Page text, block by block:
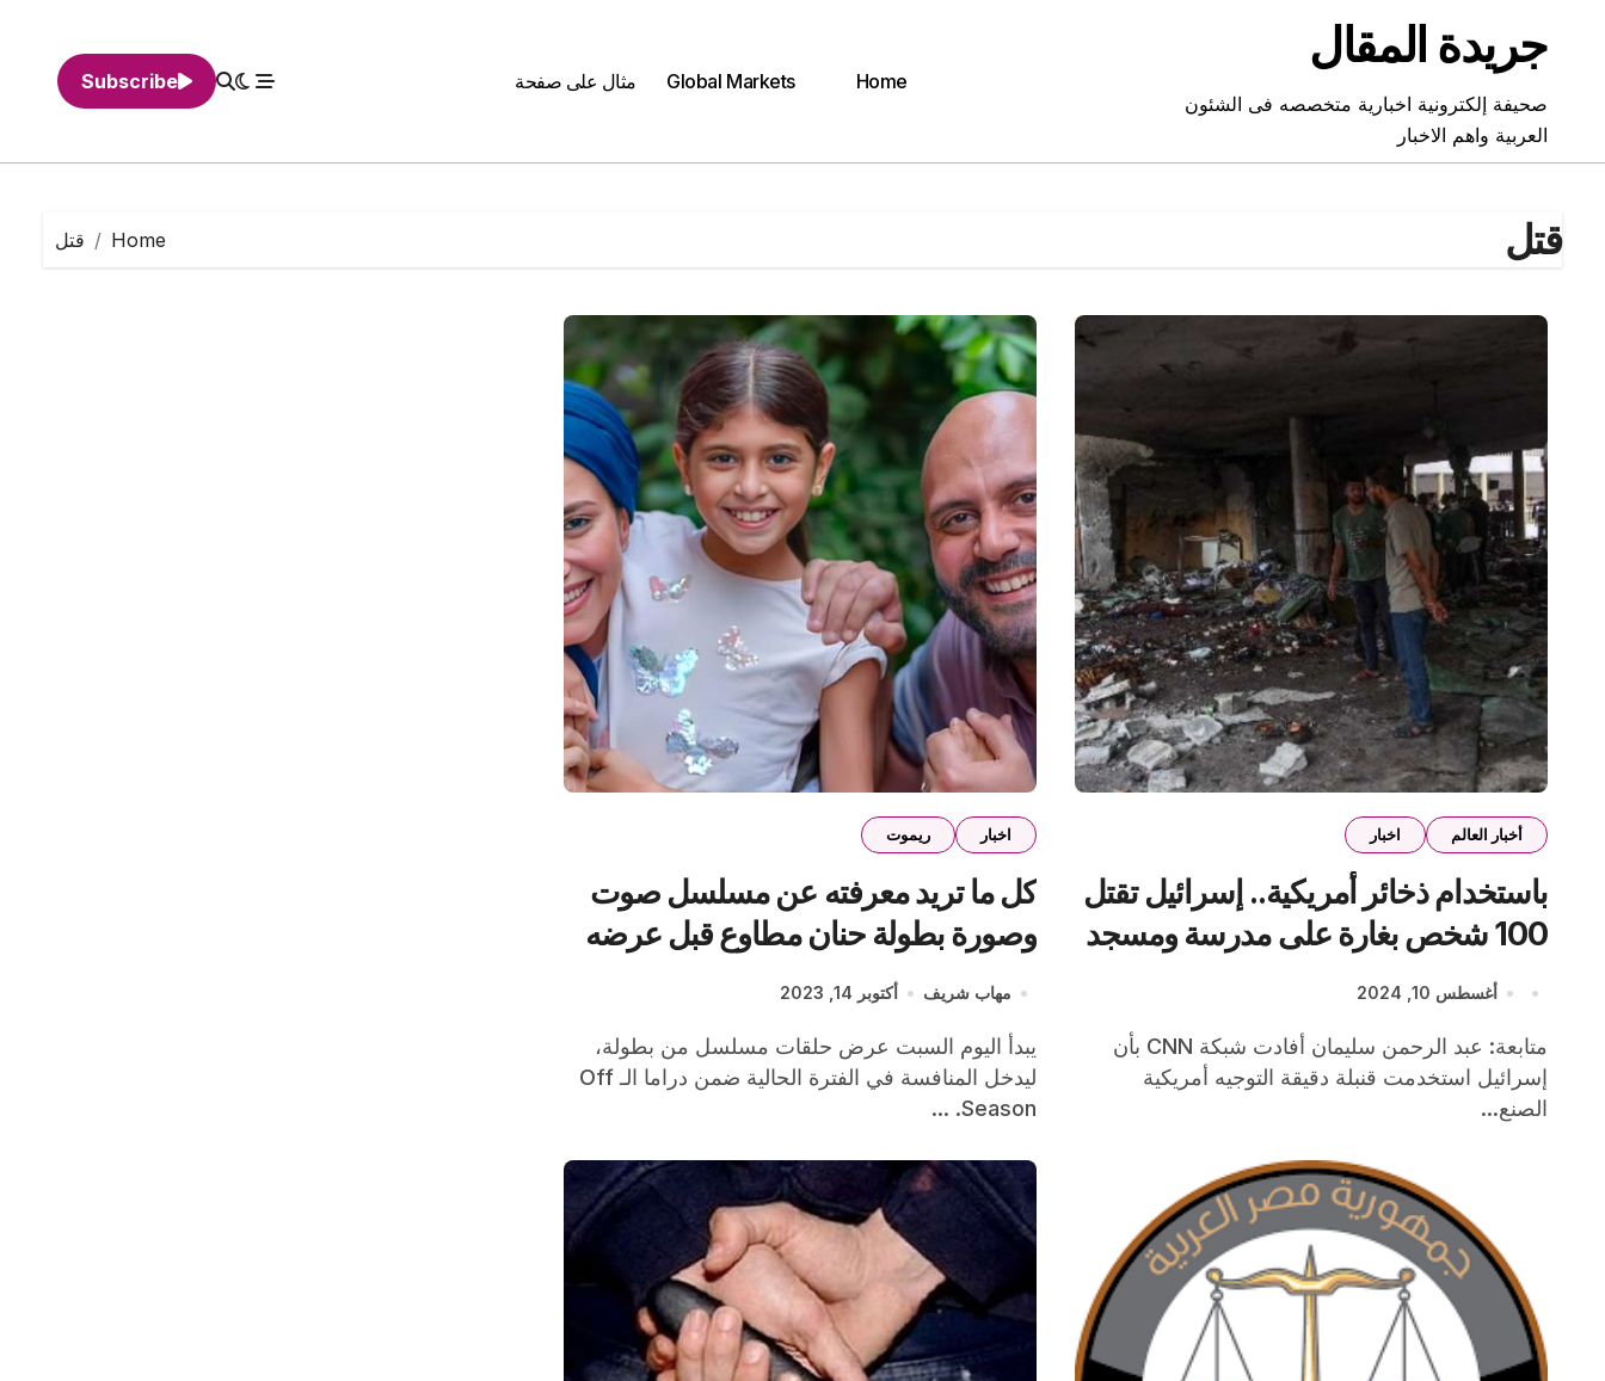
contentجريدة المقال
صحيفة إلكترونية اخبارية متخصصه فى الشئون
العربية واهم الاخبار
Home
Global Markets مثال على صفحة Subscribe
قتل Home قتل
أخبار العالم اخبار
باستخدام ذخائر أمريكية.. إسرائيل تقتل
100 شخص بغارة على مدرسة ومسجد
أغسطس 10, 2024
متابعة: عبد الرحمن سليمان أفادت شبكة CNN بأن
إسرائيل استخدمت قنبلة دقيقة التوجيه أمريكية
الصنع...
اخبار ريموت
كل ما تريد معرفته عن مسلسل صوت
وصورة بطولة حنان مطاوع قبل عرضه
علي DMC اليوم
مهاب شريف أكتوبر 14, 2023
يبدأ اليوم السبت عرض حلقات مسلسل من بطولة،
ليدخل المنافسة في الفترة الحالية ضمن دراما الـ Off
Season. ...